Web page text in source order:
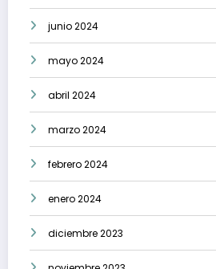
junio 2024
mayo 2024
abril 2024
marzo 2024
febrero 2024
enero 2024
diciembre 2023